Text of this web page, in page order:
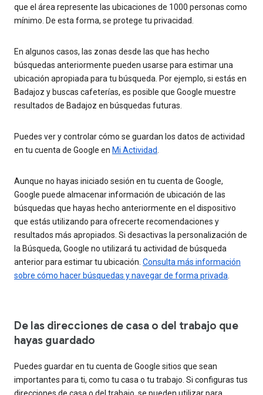
que el área represente las ubicaciones de 1000 personas como
mínimo. De esta forma, se protege tu privacidad.
En algunos casos, las zonas desde las que has hecho
búsquedas anteriormente pueden usarse para estimar una
ubicación apropiada para tu búsqueda. Por ejemplo, si estás en
Badajoz y buscas cafeterías, es posible que Google muestre
resultados de Badajoz en búsquedas futuras.
Puedes ver y controlar cómo se guardan los datos de actividad
en tu cuenta de Google en Mi Actividad
Aunque no hayas iniciado sesión en tu cuenta de Google,
Google puede almacenar información de ubicación de las
búsquedas que hayas hecho anteriormente en el dispositivo
que estás utilizando para ofrecerte recomendaciones y
resultados más apropiados. Si desactivas la personalización de
la Búsqueda, Google no utilizará tu actividad de búsqueda
anterior para estimar tu ubicación. Consulta más información
sobre cómo hacer búsquedas y navegar de forma privada
De las direcciones de casa o del trabajo que
hayas guardado
Puedes guardar en tu cuenta de Google sitios que sean
importantes para ti, como tu casa o tu trabajo. Si configuras tus
direcciones de casa o del trabajo, se pueden utilizar para